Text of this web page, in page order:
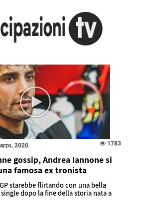
2020 1783
gossip, Andrea Iannone si
famosa ex tronista
starebbe flirtando con una bella
dopo la fine della storia nata a